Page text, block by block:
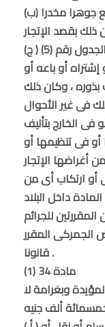
(ب) كل من أنتج أو استخراج أو فصل أو صنع جوهرا مخدرا
(ج ) كل من زرع نباتا من النباتات الواردة فى الجدول رقم (5)
أو باعه أو
، وكان ذلك
فى غير الأحوال
الخارج بتأليف
أو فى تنظيمها أو
أغراضها الإتجار
أو ارتكاب أى من
داخل البلاد
للجرائم
الجمركى المقرر
قانونا .
مادة 34 (1)
وبغرامة لا